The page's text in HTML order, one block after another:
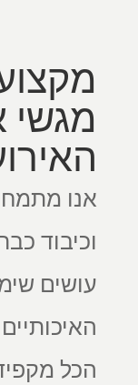
מגשי
אנו
עושים
הכל